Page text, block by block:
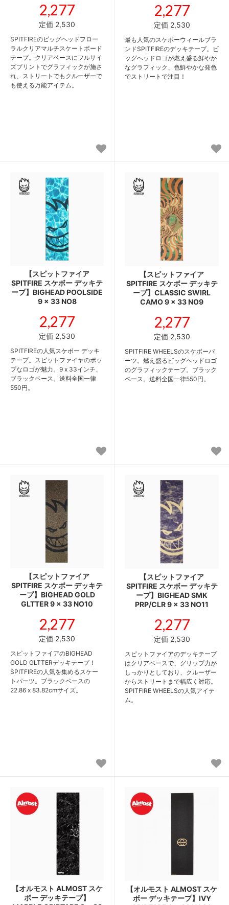
2,277
定価 2,530
SPITFIREのビッグヘッドフロー
ラルクリアマルチスケートボード
テープ。クリアベースにフルサイ
ズプリントでグラフィックが施さ
れ、ストリートでもクルーザーで
も使える万能アイテム。
2,277
定価 2,530
最も人気のスケボーウィールブラ
ンドSPITFIREのデッキテープ。ビ
ッグヘッドロゴが燃え盛る鮮やか
なグラフィック、色鮮やかな発色
でストリートで注目！
【スピットファイア
SPITFIRE スケボー デッキテ
ープ】BIGHEAD POOLSIDE
9 x 33 NO8
2,277
定価 2,530
SPITFIREの人気スケボー デッキ
テープ。スピットファイヤのポッ
プなロゴが魅力。9 x 33インチ、
ブラックベース。送料全国一律
550円。
【スピットファイア
SPITFIRE スケボー デッキテ
ープ】CLASSIC SWIRL
CAMO 9 x 33 NO9
2,277
定価 2,530
SPITFIRE WHEELSのスケボーパ
ーツ。燃え盛るビッグヘッドロゴ
のグラフィックテープ。ブラック
ベース。送料全国一律550円。
【スピットファイア
SPITFIRE スケボー デッキテ
ープ】BIGHEAD GOLD
GLTTER 9 x 33 NO10
2,277
定価 2,530
スピットファイアのBIGHEAD
GOLD GLTTERデッキテープ！
SPITFIREの人気を集めるスケー
トパーツ。ブラックベースの
22.86 x 83.82cmサイズ。
【スピットファイア
SPITFIRE スケボー デッキテ
ープ】BIGHEAD SMK
PRP/CLR 9 x 33 NO11
2,277
定価 2,530
スピットファイアのデッキテープ
はクリアベースで、グリップ力が
しっかりとしており、クルーザー
からストリートまで幅広く対応。
SPITFIRE WHEELSの人気アイテ
ム。
【オルモスト ALMOST スケ
ボー デッキテープ】
【オルモスト ALMOST スケ
ボー デッキテープ】IVY